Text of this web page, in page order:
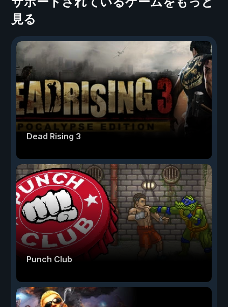
見る
Dead Rising 3
Punch Club